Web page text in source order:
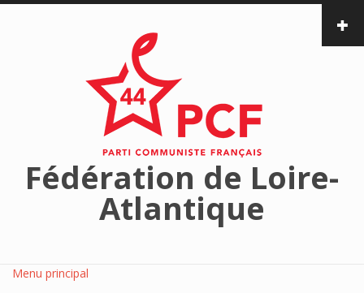
Aller au contenu principal
Fédération de Loire-
Atlantique
Menu principal